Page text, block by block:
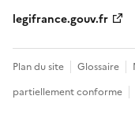
legifrance.gouv.fr
Plan du site Glossaire
partiellement conforme